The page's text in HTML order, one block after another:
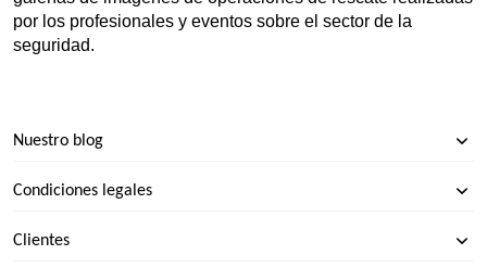
por los profesionales y eventos sobre el sector de la
seguridad.
Nuestro blog
Condiciones legales
Clientes